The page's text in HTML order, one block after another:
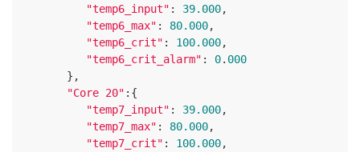
"temp6_input" : 39.000,
"temp6_max" : 80.000,
"temp6_crit" : 100.000,
"temp6_crit_alarm" : 0. 000
"Core 20" :{
"temp7_input" : 39.000,
"temp7_max" : 80.000,
"temp7_crit" : 100.000,